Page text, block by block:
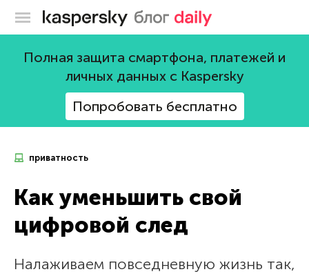
Блог Касперского
Полная защита смартфона, платежей и
личных данных с Kaspersky
Попробовать бесплатно
приватность
Как уменьшить свой
цифровой след
Налаживаем повседневную жизнь так,